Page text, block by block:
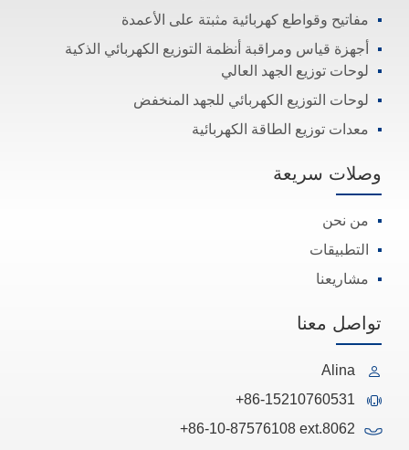
مفاتيح وقواطع كهربائية مثبتة على الأعمدة
أجهزة قياس ومراقبة أنظمة التوزيع الكهربائي الذكية
لوحات توزيع الجهد العالي
لوحات التوزيع الكهربائي للجهد المنخفض
معدات توزيع الطاقة الكهربائية
وصلات سريعة
من نحن
التطبيقات
مشاريعنا
تواصل معنا
Alina
+86-15210760531
+86-10-87576108 ext.8062